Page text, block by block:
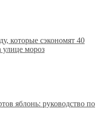
которые сэкономят 40
мороз
яблонь: руководство по